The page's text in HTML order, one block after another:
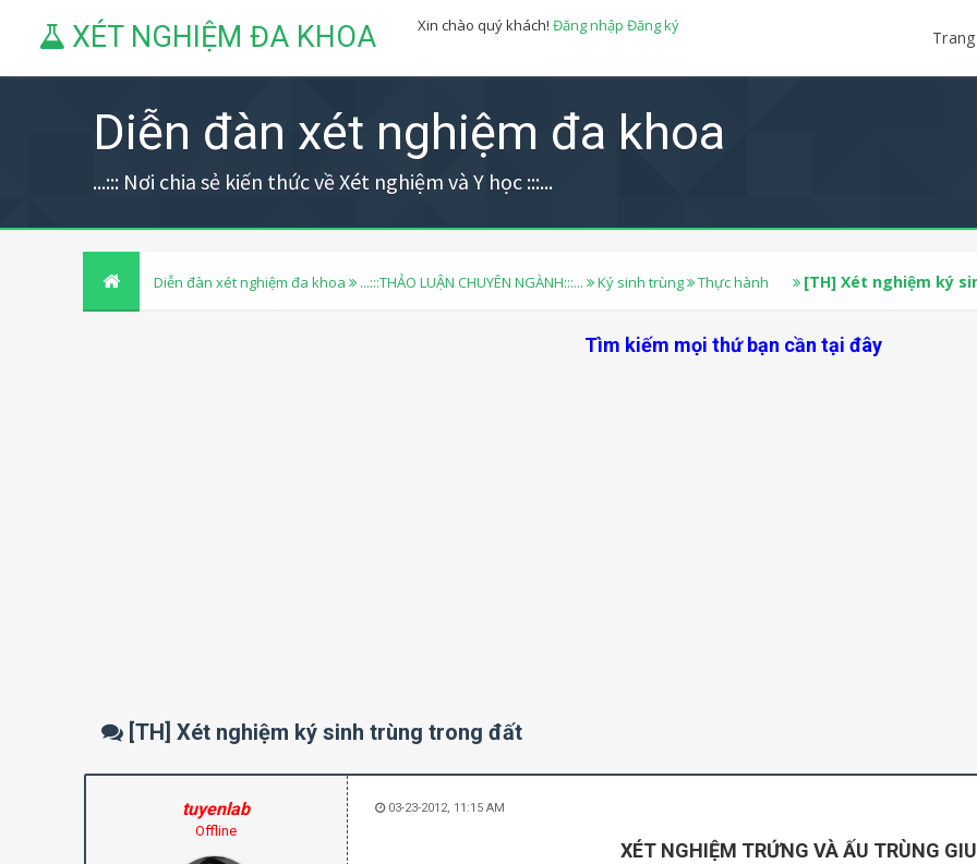
XÉT NGHIỆM ĐA KHOA Xin chào quý khách! Đăng nhập Đăng ký
Diễn đàn xét nghiệm đa khoa
...::: Nơi chia sẻ kiến thức về Xét nghiệm và Y học :::...
Diễn đàn xét nghiệm đa khoa ...:::THẢO LUẬN CHUYÊN NGÀNH:::... Ký sinh trùng Thực hành [TH] Xét nghiệm ký
Tìm kiếm mọi thứ bạn cần tại đây
[TH] Xét nghiệm ký sinh trùng trong đất
tuyenlab
Offline
03-23-2012, 11:15 AM
XÉT NGHIỆM TRỨNG VÀ ẤU TRÙNG